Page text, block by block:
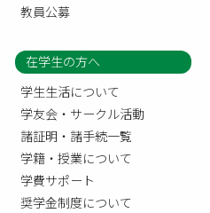
教員公募
在学生の方へ
学生生活について
学友会・サークル活動
諸証明・諸手続一覧
学籍・授業について
学費サポート
奨学金制度について